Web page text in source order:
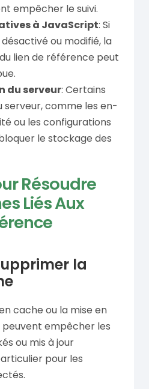
empêcher le suivi.
à JavaScript: Si
ou modifié, la
lien de référence peut
du serveur: Certains
serveur, comme les en-
ou les configurations
le stockage des
Résoudre
Liés Aux
la
cache ou la mise en
empêcher les
ou mis à jour
pour les